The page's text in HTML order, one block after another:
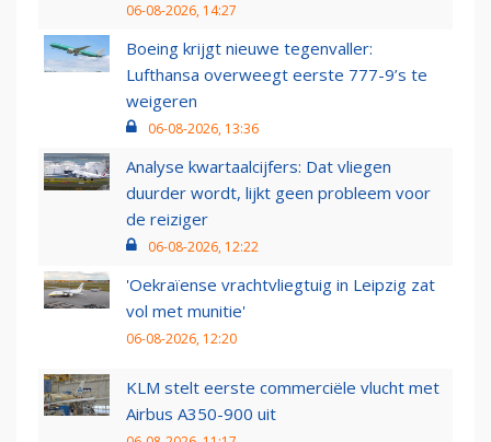
06-08-2026, 14:27
Boeing krijgt nieuwe tegenvaller:
Lufthansa overweegt eerste 777-9’s te
weigeren
06-08-2026, 13:36
Analyse kwartaalcijfers: Dat vliegen
duurder wordt, lijkt geen probleem voor
de reiziger
06-08-2026, 12:22
'Oekraïense vrachtvliegtuig in Leipzig zat
vol met munitie'
06-08-2026, 12:20
KLM stelt eerste commerciële vlucht met
Airbus A350-900 uit